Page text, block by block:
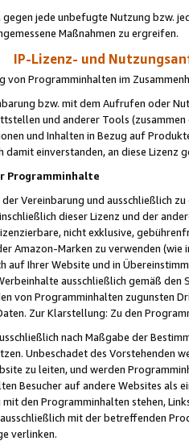
gegen jede unbefugte Nutzung bzw.
Maßnahmen zu ergreifen.
IP-Lizenz- und
von Programminhalten im
bzw. mit dem Aufrufen oder
und anderer Tools (zusammen
und Inhalten in Bezug auf
damit einverstanden, an diese Lizenz
Programminhalte
Vereinbarung und ausschließlich
dieser Lizenz und der
nicht exklusive,
Amazon-Marken zu verwenden
auf Ihrer Website und in
ausschließlich gemäß
von Programminhalten zugunsten
Zur Klarstellung: Zu den
nach Maßgabe der
Unbeschadet des Vorstehenden
zu leiten, und werden
Besucher auf andere Websites als
den Programminhalten stehen,
mit der betreffenden
verlinken.